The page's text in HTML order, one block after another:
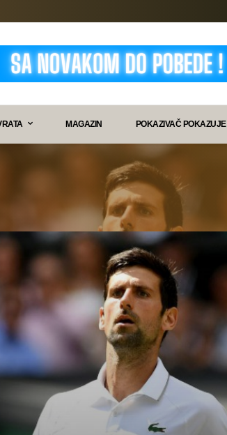
MAGAZIN POKAZIVAČ POKAZUJE